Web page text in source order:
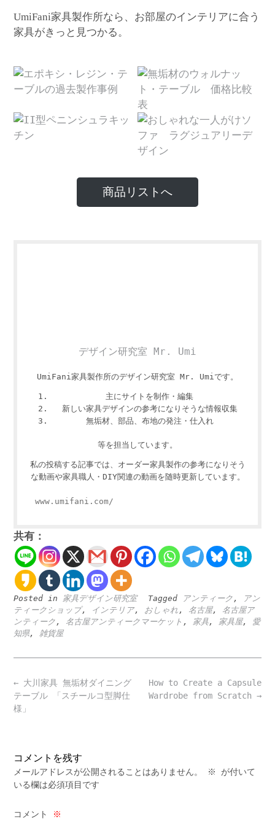
UmiFani家具製作所なら、お部屋のインテリアに合う
家具がきっと見つかる。
商品リストへ
デザイン研究室 Mr. Umi
UmiFani家具製作所のデザイン研究室 Mr. Umiです。
主にサイトを制作・編集
新しい家具デザインの参考になりそうな情報収集
無垢材、部品、布地の発注・仕入れ
等を担当しています。
私の投稿する記事では、オーダー家具製作の参考になりそう
な動画や家具職人・DIY関連の動画を随時更新しています。
www.umifani.com/
共有：
Posted in 家具デザイン研究室 Tagged アンティーク ,
アン
ティークショップ, インテリア, おしゃれ , 名古屋, 名古屋ア
ンティーク , 名古屋アンティークマーケット , 家具, 家具屋, 愛
知県, 雑貨屋
Post
navigation
How to Create a Capsule
Wardrobe from Scratch →
← 大川家具 無垢材ダイニング
テーブル 「スチールコ型脚仕
様」
コメントを残す
メールアドレスが公開されることはありません。 ※
が付いて
いる欄は必須項目です
コメント ※